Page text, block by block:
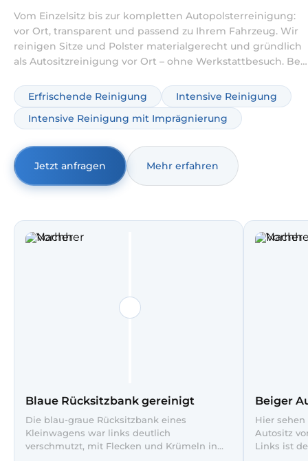
Vom Einzelsitz bis zur kompletten Autopolsterreinigung:
vor Ort, transparent und passend zu Ihrem Fahrzeug. Wir
reinigen Sitze und Polster materialgerecht und gründlich
als Autositzreinigung vor Ort – ohne Werkstattbesuch. Bei
optional ergänzen wir Autopolsterreinigung
Geruchsentfernung.
Erfrischende Reinigung
Intensive Reinigung
Intensive Reinigung mit Imprägnierung
Jetzt anfragen Mehr erfahren
Blaue Rücksitzbank gereinigt
Die blau-graue Rücksitzbank eines
Kleinwagens war links deutlich
verschmutzt, mit Flecken und Krümeln in
Beiger
Hier
Autositz
Links ist